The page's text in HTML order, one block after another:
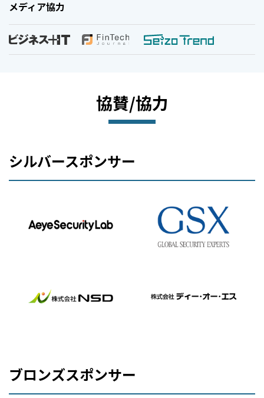
メディア協力
協賛/協力
シルバースポンサー
ブロンズスポンサー